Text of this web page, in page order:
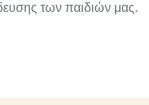
των παιδιών μας.